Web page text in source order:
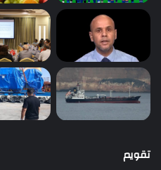
تقويم